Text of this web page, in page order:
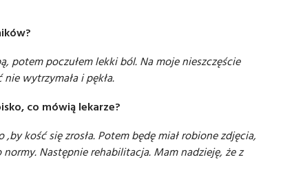
potem poczułem lekki ból. Na moje nieszczęście
nie wytrzymała i pękła.
co mówią lekarze?
kość się zrosła. Potem będę miał robione zdjęcia,
Następnie rehabilitacja. Mam nadzieję, że z